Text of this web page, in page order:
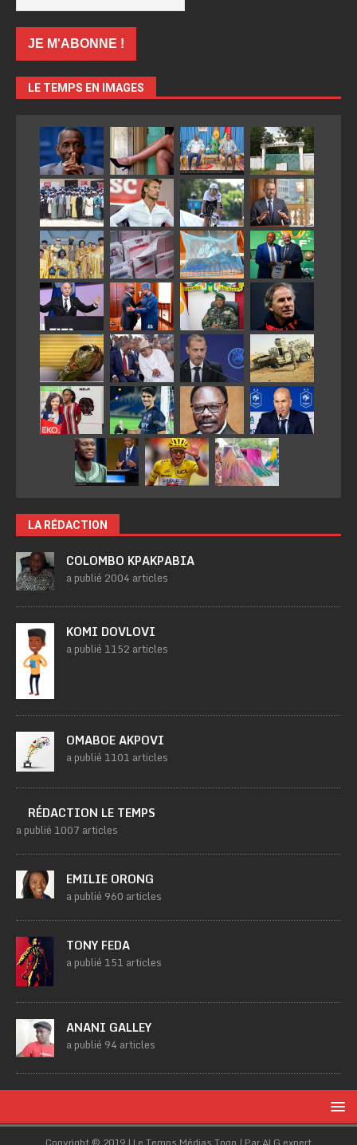
LE TEMPS EN IMAGES
LA RÉDACTION
COLOMBO KPAKPABIA
a publié 2004 articles
KOMI DOVLOVI
a publié 1152 articles
OMABOE AKPOVI
a publié 1101 articles
RÉDACTION LE TEMPS
a publié 1007 articles
EMILIE ORONG
a publié 960 articles
TONY FEDA
a publié 151 articles
ANANI GALLEY
a publié 94 articles